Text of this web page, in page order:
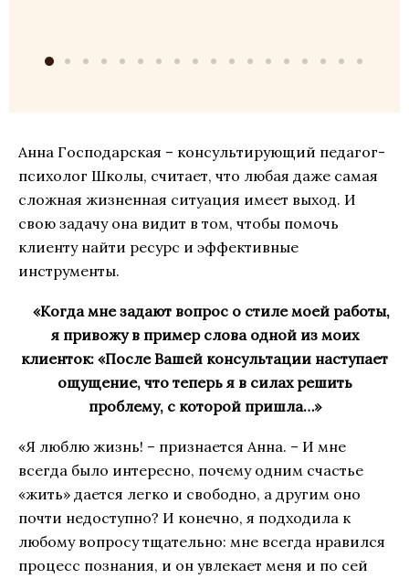
Анна Господарская – консультирующий педагог-
психолог Школы, считает, что любая даже самая
сложная жизненная ситуация имеет выход. И
свою задачу она видит в том, чтобы помочь
клиенту найти ресурс и эффективные
инструменты.
«Когда мне задают вопрос о стиле моей работы,
я привожу в пример слова одной из моих
клиенток: «После Вашей консультации наступает
ощущение, что теперь я в силах решить
проблему, с которой пришла…»
«Я люблю жизнь! – признается Анна. – И мне
всегда было интересно, почему одним счастье
«жить» дается легко и свободно, а другим оно
почти недоступно? И конечно, я подходила к
любому вопросу тщательно: мне всегда нравился
процесс познания, и он увлекает меня и по сей